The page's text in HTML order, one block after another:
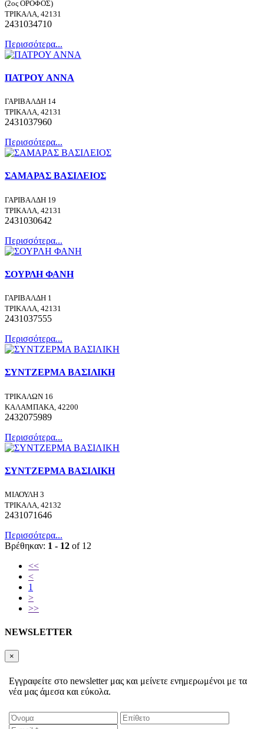
(2ος ΟΡΟΦΟΣ)
ΤΡΙΚΑΛΑ, 42131
2431034710
Περισσότερα...
ΠΑΤΡΟΥ ΑΝΝΑ
ΓΑΡΙΒΑΛΔΗ 14
ΤΡΙΚΑΛΑ, 42131
2431037960
Περισσότερα...
ΣΑΜΑΡΑΣ ΒΑΣΙΛΕΙΟΣ
ΓΑΡΙΒΑΛΔΗ 19
ΤΡΙΚΑΛΑ, 42131
2431030642
Περισσότερα...
ΣΟΥΡΛΗ ΦΑΝΗ
ΓΑΡΙΒΑΛΔΗ 1
ΤΡΙΚΑΛΑ, 42131
2431037555
Περισσότερα...
ΣΥΝΤΖΕΡΜΑ ΒΑΣΙΛΙΚΗ
ΤΡΙΚΑΛΩΝ 16
ΚΑΛΑΜΠΑΚΑ, 42200
2432075989
Περισσότερα...
ΣΥΝΤΖΕΡΜΑ ΒΑΣΙΛΙΚΗ
ΜΙΑΟΥΛΗ 3
ΤΡΙΚΑΛΑ, 42132
2431071646
Περισσότερα...
Βρέθηκαν: 1 - 12 of 12
<<
<
1
>
>>
NEWSLETTER
×
Εγγραφείτε στο newsletter μας και μείνετε ενημερωμένοι με τα
νέα μας άμεσα και εύκολα.